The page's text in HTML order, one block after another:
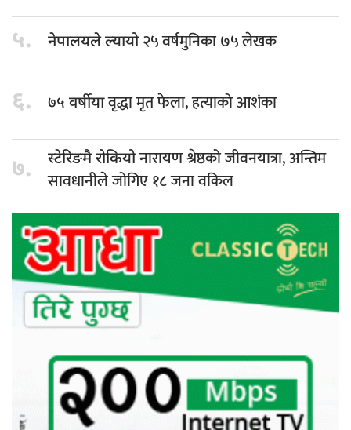
५. नेपालयले ल्यायो२५ वर्षमुनिका ७५ लेखक
६. ७५ वर्षीयावृद्धा मृत फेला, हत्याको आशंका
७. स्टेरिङमै रोकियोनारायण श्रेष्ठको जीवनयात्रा, अन्तिम
सावधानीले जोगिए १८ जना वकिल